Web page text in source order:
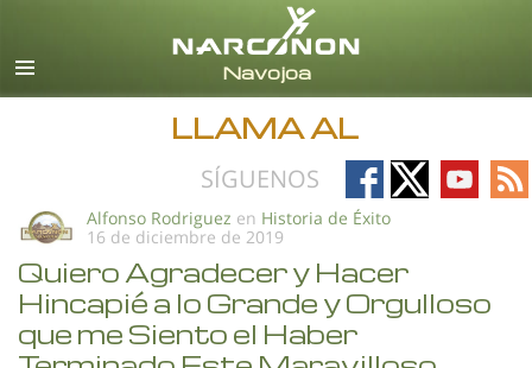
Español
Todas las Regiones/Idiomas
LLAMA AL
SÍGUENOS
Follow
on
Follow
on
Follow
on
on
Alfonso Rodriguez en Historia de Éxito
16 de diciembre de 2019
Quiero Agradecer y Hacer
Hincapié a lo Grande y Orgulloso
que me Siento el Haber